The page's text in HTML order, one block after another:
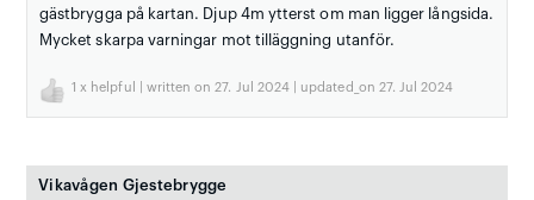
gästbrygga på kartan. Djup 4m ytterst om man ligger långsida.
Mycket skarpa varningar mot tilläggning utanför.
1 x helpful | written on 27. Jul 2024 | updated_on 27. Jul 2024
Vikavågen Gjestebrygge